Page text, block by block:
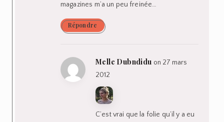
magazines m’a un peu freinée…
Répondre
Melle Dubndidu on 27 mars
2012
C’est vrai que la folie qu’il y a eu